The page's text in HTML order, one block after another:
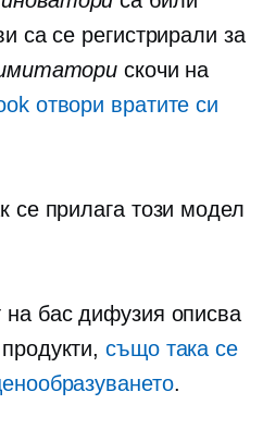
са се регистрирали за
скочи на
отвори вратите си
се прилага този модел
бас дифузия описва
също така се
.